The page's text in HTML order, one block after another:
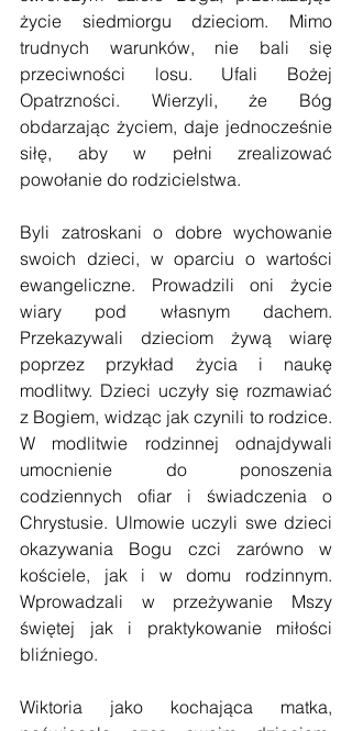
życie siedmiorgu dzieciom. Mimo
trudnych warunków, nie bali się
przeciwności losu. Ufali Bożej
Opatrzności. Wierzyli, że Bóg
obdarzając życiem, daje jednocześnie
siłę, aby w pełni zrealizować
powołanie do rodzicielstwa.
Byli zatroskani o dobre wychowanie
swoich dzieci, w oparciu o wartości
ewangeliczne. Prowadzili oni życie
wiary pod własnym dachem.
Przekazywali dzieciom żywą wiarę
poprzez przykład życia i naukę
modlitwy. Dzieci uczyły się rozmawiać
z Bogiem, widząc jak czynili to rodzice.
W modlitwie rodzinnej odnajdywali
umocnienie do ponoszenia
codziennych ofiar i świadczenia o
Chrystusie. Ulmowie uczyli swe dzieci
okazywania Bogu czci zarówno w
kościele, jak i w domu rodzinnym.
Wprowadzali w przeżywanie Mszy
świętej jak i praktykowanie miłości
bliźniego.
Wiktoria jako kochająca matka,